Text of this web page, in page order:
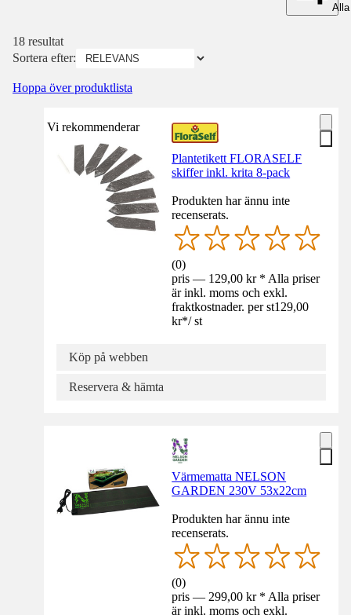
18 resultat
Sortera efter:
Hoppa över produktlista
Vi rekommenderar
Plantetikett FLORASELF
skiffer inkl. krita 8-pack
Produkten har ännu inte
recenserats.
(0)
pris — 129,00 kr * Alla priser
är inkl. moms och exkl.
fraktkostnader. per st129,00
kr*/ st
Köp på webben
Reservera & hämta
Värmematta NELSON
GARDEN 230V 53x22cm
Produkten har ännu inte
recenserats.
(0)
pris — 299,00 kr * Alla priser
är inkl. moms och exkl.